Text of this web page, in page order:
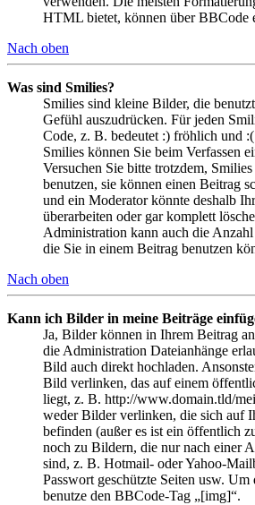
HTML bietet, können über BBCode
Nach oben
Was sind Smilies?
Smilies sind kleine Bilder, die
Gefühl auszudrücken. Für jeden
Code, z. B. bedeutet :) fröhlich und
Smilies können Sie beim Verfassen
Versuchen Sie bitte trotzdem,
benutzen, sie können einen Beitrag
und ein Moderator könnte deshalb
überarbeiten oder gar komplett
Administration kann auch die
die Sie in einem Beitrag benutzen
Nach oben
Kann ich Bilder in meine Beiträge
Ja, Bilder können in Ihrem Beitrag
die Administration Dateianhänge
Bild auch direkt hochladen.
Bild verlinken, das auf einem
liegt, z. B. http://www.domain.tld/
weder Bilder verlinken, die sich auf
befinden (außer es ist ein öffentlich
noch zu Bildern, die nur nach einer
sind, z. B. Hotmail- oder Yahoo-
Passwort geschützte Seiten usw.
benutze den BBCode-Tag „[img]“.